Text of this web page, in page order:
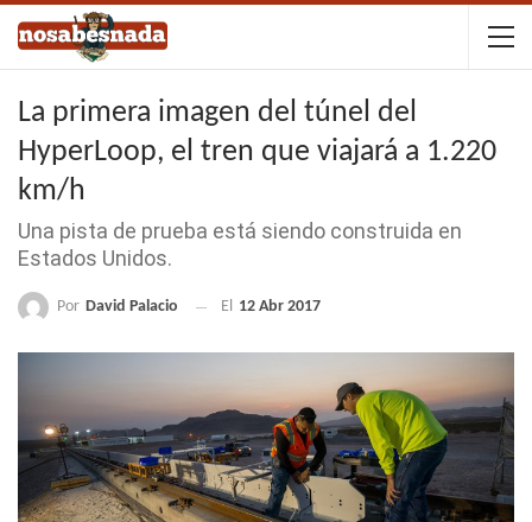
La primera imagen del túnel del
HyperLoop, el tren que viajará a 1.220
km/h
Una pista de prueba está siendo construida en
Estados Unidos.
Por David Palacio El 12 Abr 2017